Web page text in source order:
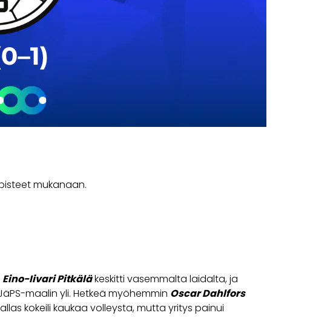
mukanaan.
Eino-Iivari Pitkäläkeskitti vasemmalta laidalta, ja
maalin yli. Hetkeä myöhemmin Oscar Dahlfors
kokeili kaukaa volleysta, mutta yritys painui